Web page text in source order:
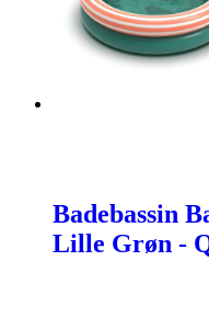
Badebassin
Lille Grøn -